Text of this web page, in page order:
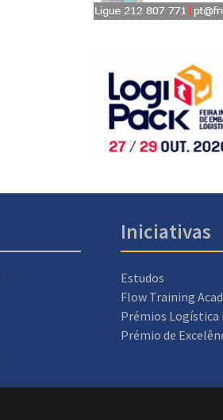
Iniciativas
Estudos
Flow Training
Prémios Logística
Prémio de